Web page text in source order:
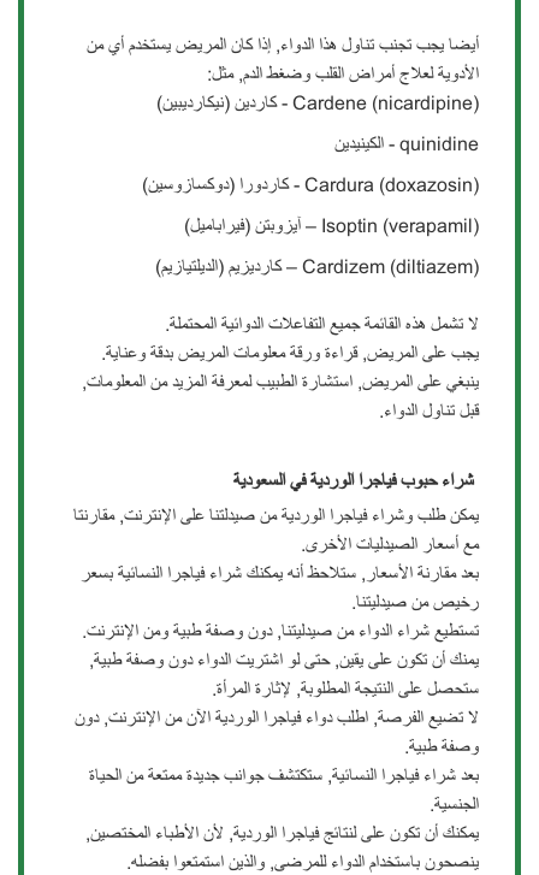
أيضا يجب تجنب تناول هذا الدواء, إذا كان المريض يستخدم أي من
الأدوية لعلاج أمراض القلب وضغط الدم, مثل:
Cardene (nicardipine) - كاردين (نيكارديبين)
quinidine - الكينيدين
Cardura (doxazosin) - كاردورا (دوكسازوسين)
Isoptin (verapamil) – آيزوبتن (فيراباميل)
Cardizem (diltiazem) – كارديزيم (الديلتيازيم)
لا تشمل هذه القائمة جميع التفاعلات الدوائية المحتملة.
يجب على المريض, قراءة ورقة معلومات المريض بدقة وعناية.
ينبغي على المريض, استشارة الطبيب لمعرفة المزيد من المعلومات,
قبل تناول الدواء.
شراء حبوب فياجرا الوردية في السعودية
يمكن طلب وشراء فياجرا الوردية من صيدلتنا على الإنترنت, مقارنتا
مع أسعار الصيدليات الأخرى.
بعد مقارنة الأسعار, ستلاحظ أنه يمكنك شراء فياجرا النسائية بسعر
رخيص من صيدليتنا.
تستطيع شراء الدواء من صيدليتنا, دون وصفة طبية ومن الإنترنت.
يمنك أن تكون على يقين, حتى لو اشتريت الدواء دون وصفة طبية,
ستحصل على النتيجة المطلوبة, ﻹثارة المرأة.
لا تضيع الفرصة, اطلب دواء فياجرا الوردية الآن من الإنترنت, دون
وصفة طبية.
بعد شراء فياجرا النسائية, ستكتشف جوانب جديدة ممتعة من الحياة
الجنسية.
يمكنك أن تكون على لنتائج فياجرا الوردية, لأن الأطباء المختصين,
ينصحون باستخدام الدواء للمرضى, والذين استمتعوا بفضله.